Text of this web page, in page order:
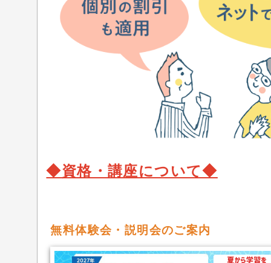
◆資格・講座について◆
無料体験会・説明会のご案内